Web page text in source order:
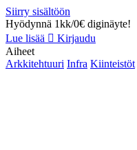
Siirry sisältöön
Hyödynnä 1kk/0€ diginäyte!
Lue lisää
Kirjaudu
Aiheet
Arkkitehtuuri Infra Kiinteistöt